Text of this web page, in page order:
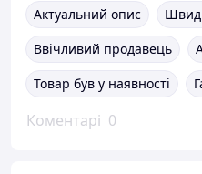
Актуальний опис
Ввічливий продавець
Товар був у наявності
Коментарі 0